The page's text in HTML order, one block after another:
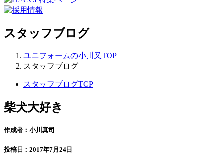
スタッフブログ
ユニフォームの小川又TOP
スタッフブログ
スタッフブログTOP
柴犬大好き
作成者：小川真司
投稿日：2017年7月24日